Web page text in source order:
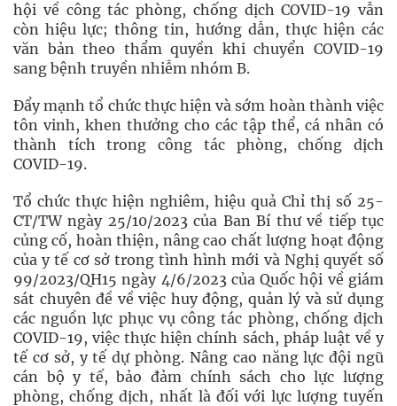
hội về công tác phòng, chống dịch COVID-19 vẫn
còn hiệu lực; thông tin, hướng dẫn, thực hiện các
văn bản theo thẩm quyền khi chuyển COVID-19
sang bệnh truyền nhiễm nhóm B.
Đẩy mạnh tổ chức thực hiện và sớm hoàn thành việc
tôn vinh, khen thưởng cho các tập thể, cá nhân có
thành tích trong công tác phòng, chống dịch
COVID-19.
Tổ chức thực hiện nghiêm, hiệu quả Chỉ thị số 25-
CT/TW ngày 25/10/2023 của Ban Bí thư về tiếp tục
củng cố, hoàn thiện, nâng cao chất lượng hoạt động
của y tế cơ sở trong tình hình mới và Nghị quyết số
99/2023/QH15 ngày 4/6/2023 của Quốc hội về giám
sát chuyên đề về việc huy động, quản lý và sử dụng
các nguồn lực phục vụ công tác phòng, chống dịch
COVID-19, việc thực hiện chính sách, pháp luật về y
tế cơ sở, y tế dự phòng. Nâng cao năng lực đội ngũ
cán bộ y tế, bảo đảm chính sách cho lực lượng
phòng, chống dịch, nhất là đối với lực lượng tuyến